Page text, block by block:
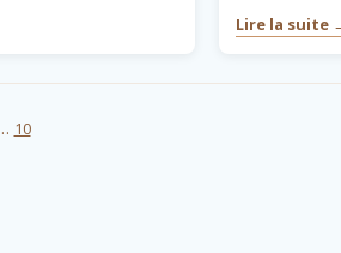
Lire la suite
10